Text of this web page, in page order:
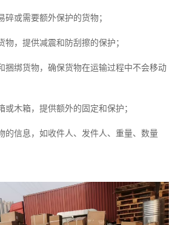
或需要额外保护的货物；
物，提供减震和防刮擦的保护；
捆绑货物，确保货物在运输过程中不会移动
木箱，提供额外的固定和保护；
的信息，如收件人、发件人、重量、数量